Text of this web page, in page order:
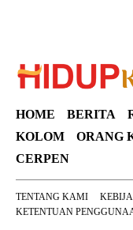
HOME BERITA
KOLOM
ORANG
CERPEN
TENTANG KAMI
KETENTUAN